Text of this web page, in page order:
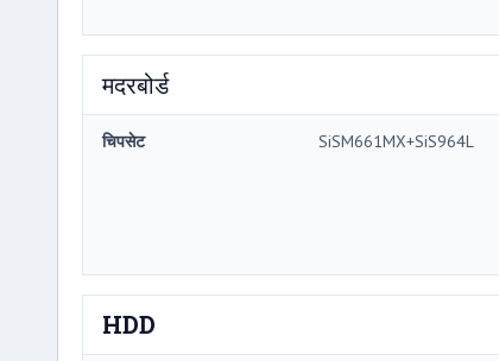
मदरबोर्ड
चिपसेट SiSM661MX+SiS964L
HDD